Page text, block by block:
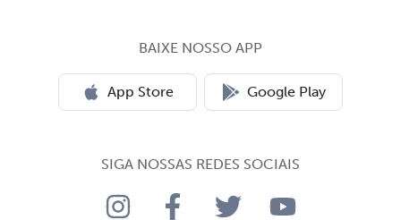
BAIXE NOSSO APP
App Store Google Play
SIGA NOSSAS REDES SOCIAIS